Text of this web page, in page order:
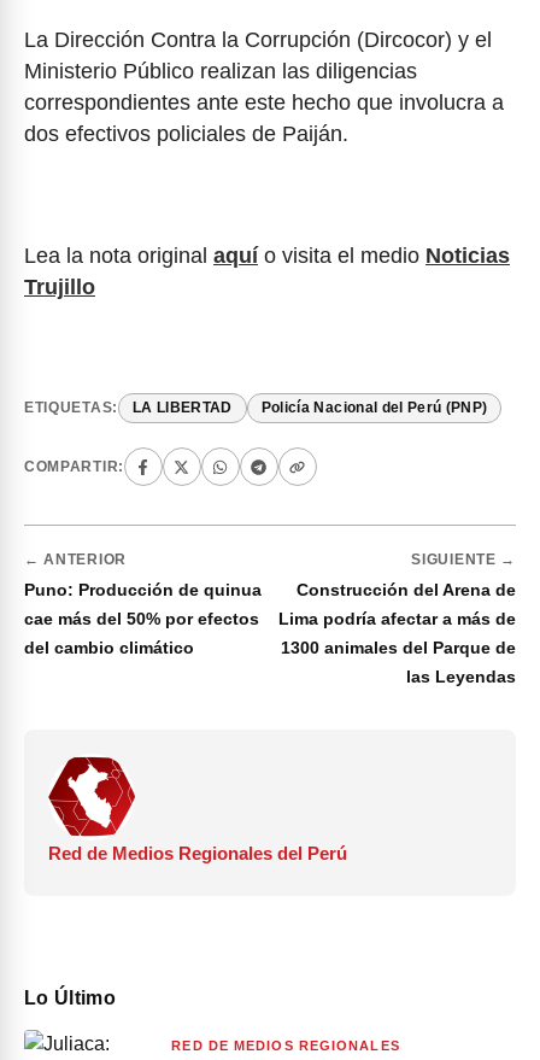
La Dirección Contra la Corrupción (Dircocor) y el
Ministerio Público realizan las diligencias
correspondientes ante este hecho que involucra a
dos efectivos policiales de Paiján.
Lea la nota original aquí o visita el medio Noticias
Trujillo
ETIQUETAS: LA LIBERTAD Policía Nacional del Perú (PNP)
COMPARTIR:
← ANTERIOR
Puno: Producción de quinua
cae más del 50% por efectos
del cambio climático
SIGUIENTE →
Construcción del Arena de
Lima podría afectar a más de
1300 animales del Parque de
las Leyendas
Red de Medios Regionales del Perú
Lo Último
RED DE MEDIOS REGIONALES